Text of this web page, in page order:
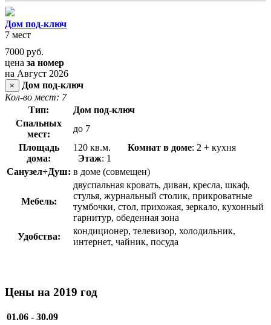
Дом под-ключ
7 мест
7000 руб.
цена за номер
на Август 2026
×
Дом под-ключ
Кол-во мест: 7
Тип:
Дом под-ключ
Спальных
мест:
до 7
Площадь
дома:
120 кв.м. Комнат в доме: 2 + кухня
Этаж: 1
Санузел+Душ: в доме (совмещен)
Мебель:
двуспальная кровать, диван, кресла, шкаф,
стулья, журнальный столик, прикроватные
тумбочки, стол, прихожая, зеркало, кухонный
гарнитур, обеденная зона
Удобства:
кондиционер, телевизор, холодильник,
интернет, чайник, посуда
Цены на 2019 год
01.06 - 30.09